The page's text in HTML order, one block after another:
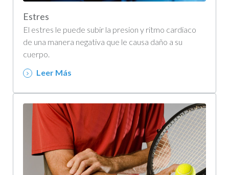
Estres
El estres le puede subir la presion y ritmo cardiaco
de una manera negativa que le causa daño a su
cuerpo.
Leer Más